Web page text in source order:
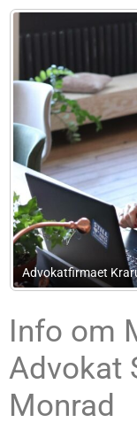
Info om
Advokat
Monrad